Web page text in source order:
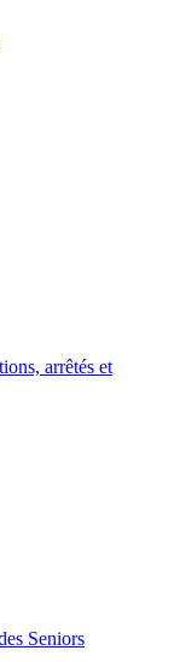
arrêtés et
Seniors